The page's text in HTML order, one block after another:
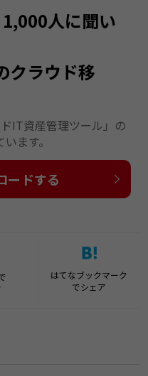
人に聞い
クラウド移
IT資産管理ツール」の
ます。
ードする
はてなブックマーク
でシェア